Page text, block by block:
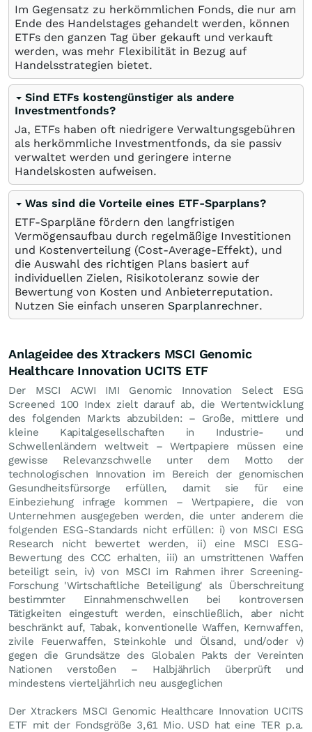
Im Gegensatz zu herkömmlichen Fonds, die nur am
Ende des Handelstages gehandelt werden, können
ETFs den ganzen Tag über gekauft und verkauft
werden, was mehr Flexibilität in Bezug auf
Handelsstrategien bietet.
Sind ETFs kostengünstiger als andere
Investmentfonds?
Ja, ETFs haben oft niedrigere Verwaltungsgebühren
als herkömmliche Investmentfonds, da sie passiv
verwaltet werden und geringere interne
Handelskosten aufweisen.
Was sind die Vorteile eines ETF-Sparplans?
ETF-Sparpläne fördern den langfristigen
Vermögensaufbau durch regelmäßige Investitionen
und Kostenverteilung (Cost-Average-Effekt), und
die Auswahl des richtigen Plans basiert auf
individuellen Zielen, Risikotoleranz sowie der
Bewertung von Kosten und Anbieterreputation.
Nutzen Sie einfach unseren Sparplanrechner.
Anlageidee des Xtrackers MSCI Genomic
Healthcare Innovation UCITS ETF
Der MSCI ACWI IMI Genomic Innovation Select ESG
Screened 100 Index zielt darauf ab, die Wertentwicklung
des folgenden Markts abzubilden: – Große, mittlere und
kleine Kapitalgesellschaften in Industrie- und
Schwellenländern weltweit – Wertpapiere müssen eine
gewisse Relevanzschwelle unter dem Motto der
technologischen Innovation im Bereich der genomischen
Gesundheitsfürsorge erfüllen, damit sie für eine
Einbeziehung infrage kommen – Wertpapiere, die von
Unternehmen ausgegeben werden, die unter anderem die
folgenden ESG-Standards nicht erfüllen: i) von MSCI ESG
Research nicht bewertet werden, ii) eine MSCI ESG-
Bewertung des CCC erhalten, iii) an umstrittenen Waffen
beteiligt sein, iv) von MSCI im Rahmen ihrer Screening-
Forschung 'Wirtschaftliche Beteiligung' als Überschreitung
bestimmter Einnahmenschwellen bei kontroversen
Tätigkeiten eingestuft werden, einschließlich, aber nicht
beschränkt auf, Tabak, konventionelle Waffen, Kernwaffen,
zivile Feuerwaffen, Steinkohle und Ölsand, und/oder v)
gegen die Grundsätze des Globalen Pakts der Vereinten
Nationen verstoßen – Halbjährlich überprüft und
mindestens vierteljährlich neu ausgeglichen
Der Xtrackers MSCI Genomic Healthcare Innovation UCITS
ETF mit der Fondsgröße 3,61 Mio. USD hat eine TER p.a.